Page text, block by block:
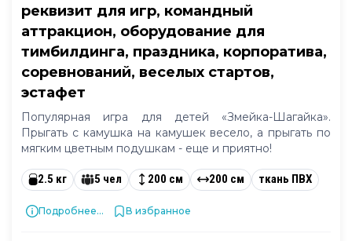
реквизит для игр, командный
аттракцион, оборудование для
тимбилдинга, праздника, корпоратива,
соревнований, веселых стартов,
эстафет
Популярная игра для детей «Змейка-Шагайка».
Прыгать с камушка на камушек весело, а прыгать по
мягким цветным подушкам - еще и приятно!
2.5 кг 5 чел 200 см 200 см ткань ПВХ
Подробнее... В избранное